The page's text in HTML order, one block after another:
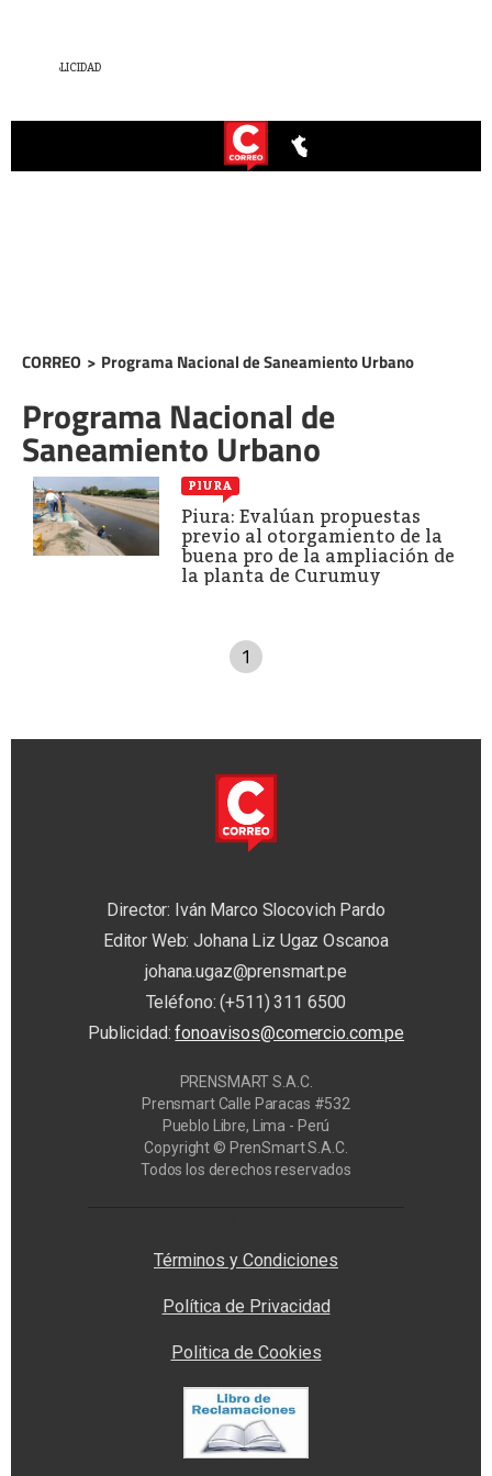
CORREO > Programa Nacional de Saneamiento Urbano
Programa Nacional de
Saneamiento Urbano
PIURA
Piura: Evalúan propuestas
previo al otorgamiento de la
buena pro de la ampliación de
la planta de Curumuy
1
Director: Iván Marco Slocovich Pardo
Editor Web: Johana Liz Ugaz Oscanoa
johana.ugaz@prensmart.pe
Teléfono: (+511) 311 6500
Publicidad:fonoavisos@comercio.com.pe
PRENSMART S.A.C.
Prensmart Calle Paracas #532
Pueblo Libre, Lima - Perú
Copyright © PrenSmart S.A.C.
Todos los derechos reservados
Términos y Condiciones
Política de Privacidad
Politica de Cookies